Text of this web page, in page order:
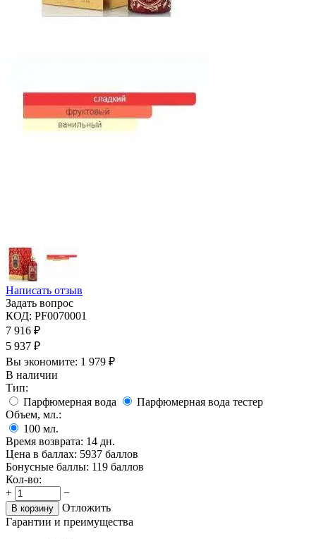
Написать отзыв
Задать вопрос
КОД: PF0070001
7 916 ₽
5 937 ₽
Вы экономите: 1 979 ₽
В наличии
Тип:
Парфюмерная вода
Парфюмерная вода тестер
Объем, мл.:
100 мл.
Время возврата: 14 дн.
Цена в баллах: 5937 баллов
Бонусные баллы: 119 баллов
Кол-во:
+
−
В корзину
Отложить
Гарантии и преимущества